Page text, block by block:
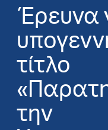
Έρευνα
τίτλο
την